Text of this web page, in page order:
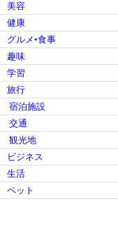
美容
健康
グルメ•食事
趣味
学習
旅行
宿泊施設
交通
観光地
ビジネス
生活
ペット